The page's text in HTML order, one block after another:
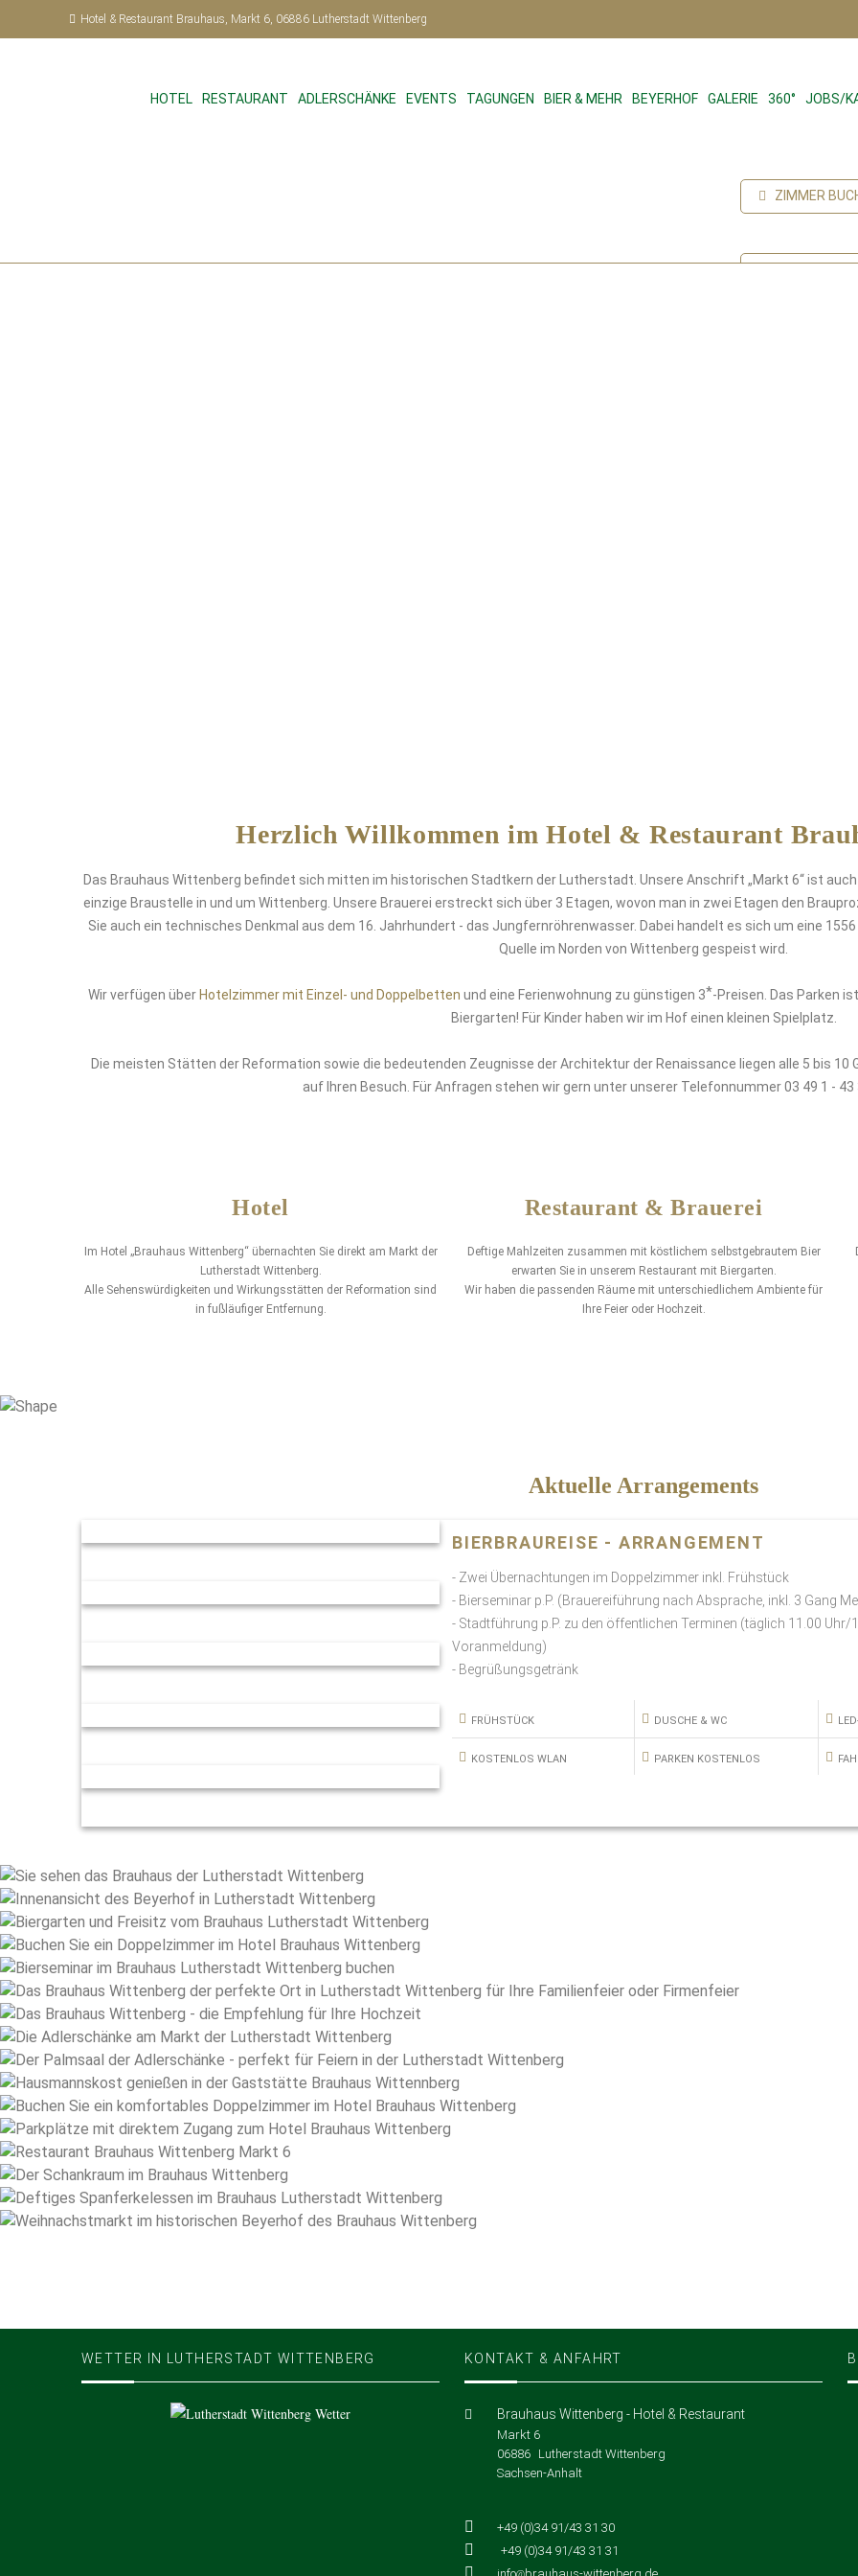
Hotel & Restaurant Brauhaus, Markt 6, 06886 Lutherstadt Wittenberg
HOTEL RESTAURANT ADLERSCHÄNKE EVENTS TAGUNGEN BIER & MEHR BEYERHOF GALERIE 360° JOBS/
ZIMMER
Herzlich Willkommen im Hotel & Restaurant
Das Brauhaus Wittenberg befindet sich mitten im historischen Stadtkern der Lutherstadt. Unsere Anschrift „Markt 6“ ist
einzige Braustelle in und um Wittenberg. Unsere Brauerei erstreckt sich über 3 Etagen, wovon man in zwei Etagen den
Sie auch ein technisches Denkmal aus dem 16. Jahrhundert - das Jungfernröhrenwasser. Dabei handelt es sich um eine
Quelle im Norden von Wittenberg gespeist wird.
Wir verfügen überHotelzimmer mit Einzel- und Doppelbetten und eine Ferienwohnung zu günstigen 3*-Preisen. Das Parken
Biergarten! Für Kinder haben wir im Hof einen kleinen Spielplatz.
Die meisten Stätten der Reformation sowie die bedeutenden Zeugnisse der Architektur der Renaissance liegen alle 5 bis
auf Ihren Besuch. Für Anfragen stehen wir gern unter unserer Telefonnummer 03 49 1 - 43
Hotel
Im Hotel „Brauhaus Wittenberg“ übernachten Sie direkt am Markt der
Lutherstadt Wittenberg.
Alle Sehenswürdigkeiten und Wirkungsstätten der Reformation sind
in fußläufiger Entfernung.
Restaurant & Brauerei
Deftige Mahlzeiten zusammen mit köstlichem selbstgebrautem Bier
erwarten Sie in unserem Restaurant mit Biergarten.
Wir haben die passenden Räume mit unterschiedlichem Ambiente für
Ihre Feier oder Hochzeit.
Aktuelle Arrangements
BIERBRAUREISE - ARRANGEMENT
- Zwei Übernachtungen im Doppelzimmer inkl. Frühstück
- Bierseminar p.P. (Brauereiführung nach Absprache, inkl. 3 Gang
- Stadtführung p.P. zu den öffentlichen Terminen (täglich 11.00 Uhr/
Voranmeldung)
- Begrüßungsgetränk
FRÜHSTÜCK DUSCHE & WC
KOSTENLOS WLAN PARKEN KOSTENLOS
WETTER IN LUTHERSTADT WITTENBERG KONTAKT & ANFAHRT
Brauhaus Wittenberg - Hotel & Restaurant
Markt 6
06886 Lutherstadt Wittenberg
Sachsen-Anhalt
+49 (0)34 91/43 31 30
+49 (0)34 91/43 31 31